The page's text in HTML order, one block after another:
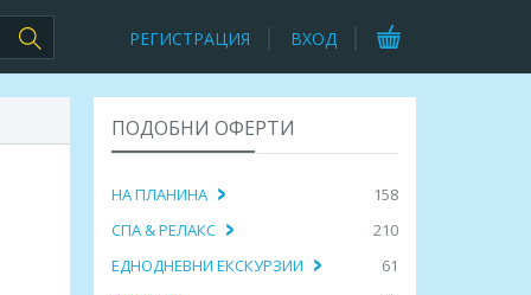
РЕГИСТРАЦИЯ ВХОД
ПОДОБНИ ОФЕРТИ
НА ПЛАНИНА
158
СПА & РЕЛАКС
210
ЕДНОДНЕВНИ ЕКСКУРЗИИ
61